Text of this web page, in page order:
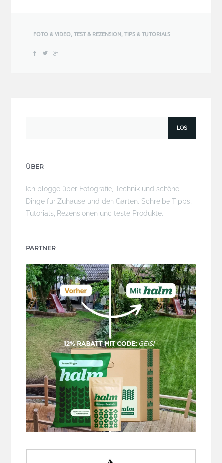
FOTO & VIDEO,TEST & REZENSION,TIPS & TUTORIALS
ÜBER
Ich blogge über Fotografie, Technik und schöne
Dinge für Zuhause und den Garten. Schreibe Tipps,
Tutorials, Rezensionen und teste Produkte.
PARTNER